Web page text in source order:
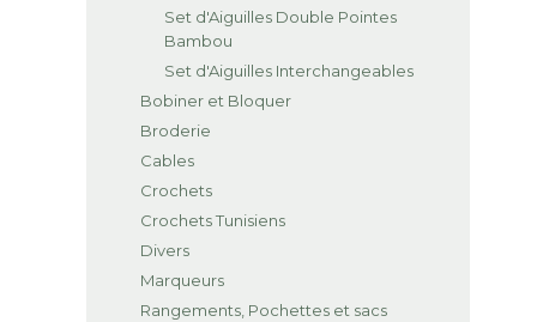
Set d'Aiguilles Double Pointes
Bambou
Set d'Aiguilles Interchangeables
Bobiner et Bloquer
Broderie
Cables
Crochets
Crochets Tunisiens
Divers
Marqueurs
Rangements, Pochettes et sacs